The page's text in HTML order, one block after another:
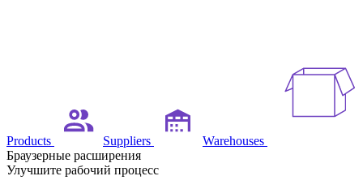
Products Suppliers Warehouses
Браузерные расширения
Улучшите рабочий процесс